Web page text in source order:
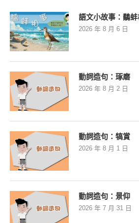
語文小故事：鷸
2026 年 8 月 6 日
動詞造句：琢磨
2026 年 8 月 2 日
動詞造句：犒賞
2026 年 8 月 1 日
動詞造句：景仰
2026 年 7 月 31 日